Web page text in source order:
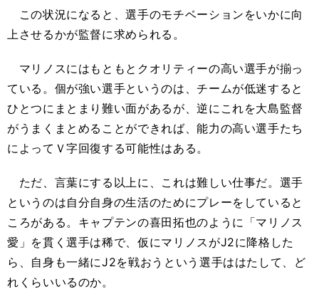
この状況になると、選手のモチベーションをいかに向
上させるかが監督に求められる。
マリノスにはもともとクオリティーの高い選手が揃っ
ている。個が強い選手というのは、チームが低迷すると
ひとつにまとまり難い面があるが、逆にこれを大島監督
がうまくまとめることができれば、能力の高い選手たち
によってＶ字回復する可能性はある。
ただ、言葉にする以上に、これは難しい仕事だ。選手
というのは自分自身の生活のためにプレーをしていると
ころがある。キャプテンの喜田拓也のように「マリノス
愛」を貫く選手は稀で、仮にマリノスがJ2に降格した
ら、自身も一緒にJ2を戦おうという選手ははたして、ど
れくらいいるのか。